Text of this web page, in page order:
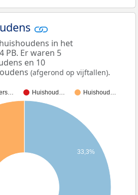
in het
PB. Er waren 5
en 10
(afgerond op vijftallen).
Huishoud… Huishoud…
33,3%